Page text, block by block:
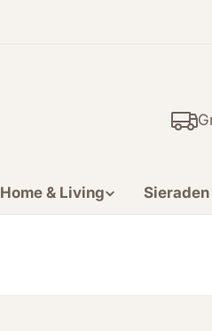
Home & Living Sieraden